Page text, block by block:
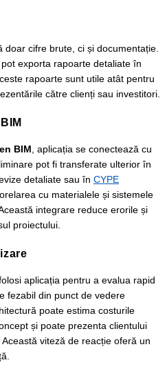
doar cifre brute, ci și documentație.
exporta rapoarte detaliate în
rapoarte sunt utile atât pentru
către clienți sau investitori.
BIM, aplicația se conectează cu
pot fi transferate ulterior în
detaliate sau în CYPE
cu materialele și sistemele
integrare reduce erorile și
proiectului.
aplicația pentru a evalua rapid
fezabil din punct de vedere
poate estima costurile
și poate prezenta clientului
viteză de reacție oferă un